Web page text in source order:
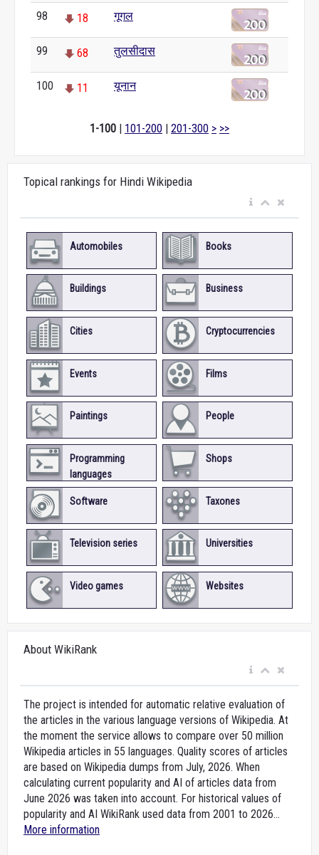
98 18 गूगल
99 68 तुलसीदास
100 11 यूनान
1-100 | 101-200 | 201-300 > >>
Topical rankings for Hindi Wikipedia
Automobiles Books
Buildings Business
Cities Cryptocurrencies
Events Films
Paintings People
Programming
languages
Shops
Software Taxones
Television series Universities
Video games Websites
About WikiRank
The project is intended for automatic relative evaluation of
the articles in the various language versions of Wikipedia. At
the moment the service allows to compare over 50 million
Wikipedia articles in 55 languages. Quality scores of articles
are based on Wikipedia dumps from July, 2026. When
calculating current popularity and AI of articles data from
June 2026 was taken into account. For historical values of
popularity and AI WikiRank used data from 2001 to 2026...
More information